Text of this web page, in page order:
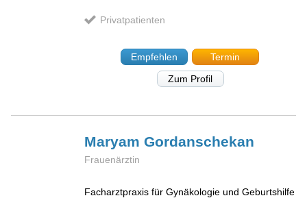
Privatpatienten
Empfehlen
Termin
Zum Profil
MaryamGordanschekan
Frauenärztin
Facharztpraxis für Gynäkologie und Geburtshilfe